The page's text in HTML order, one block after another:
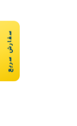
سفارش سریع